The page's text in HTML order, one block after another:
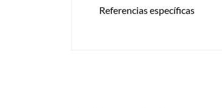
Referencias específicas